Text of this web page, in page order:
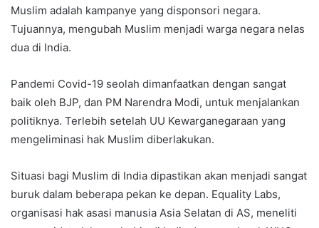
Muslim adalah kampanye yang disponsori negara.
Tujuannya, mengubah Muslim menjadi warga negara nelas
dua di India.
Pandemi Covid-19 seolah dimanfaatkan dengan sangat
baik oleh BJP, dan PM Narendra Modi, untuk menjalankan
politiknya. Terlebih setelah UU Kewarganegaraan yang
mengeliminasi hak Muslim diberlakukan.
Situasi bagi Muslim di India dipastikan akan menjadi sangat
buruk dalam beberapa pekan ke depan. Equality Labs,
organisasi hak asasi manusia Asia Selatan di AS, meneliti